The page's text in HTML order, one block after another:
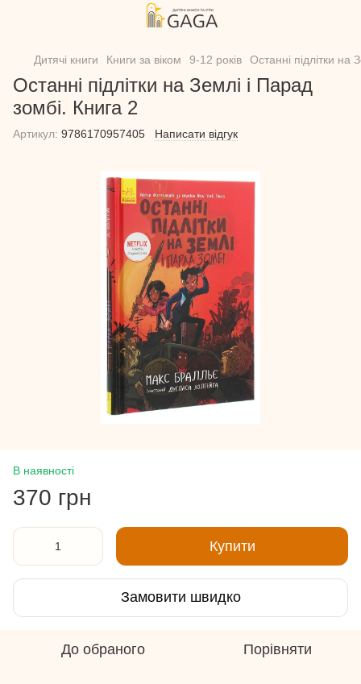
Дитячі книги Книги за віком 9-12 років Останні підлітки на
Останні підлітки на Землі і Парад
зомбі. Книга 2
Артикул: 9786170957405 Написати відгук
В наявності
370 грн
Купити
Замовити швидко
До обраного Порівняти